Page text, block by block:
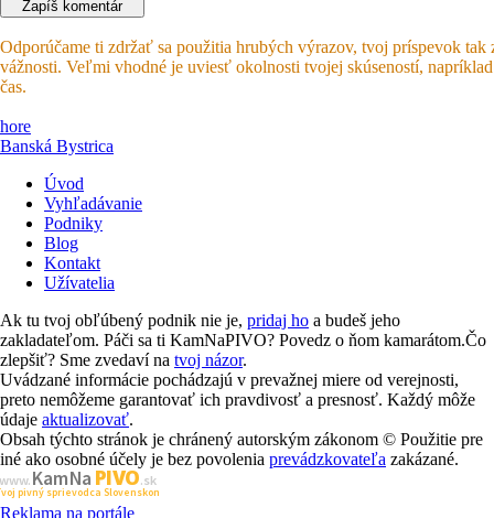
Odporúčame ti zdržať sa použitia hrubých výrazov, tvoj príspevok tak
vážnosti. Veľmi vhodné je uviesť okolnosti tvojej skúseností,
čas.
hore
Banská Bystrica
Úvod
Vyhľadávanie
Podniky
Blog
Kontakt
Užívatelia
Ak tu tvoj obľúbený podnik nie je, pridaj ho a budeš jeho
zakladateľom. Páči sa ti KamNaPIVO? Povedz o ňom kamarátom.Čo
zlepšiť? Sme zvedaví na tvoj názor.
Uvádzané informácie pochádzajú v prevažnej miere od verejnosti,
preto nemôžeme garantovať ich pravdivosť a presnosť. Každý môže
údaje aktualizovať.
Obsah týchto stránok je chránený autorským zákonom © Použitie pre
iné ako osobné účely je bez povolenia prevádzkovateľa zakázané.
www.Kam Na PIVO.sk
pivný sprievodca Slovenskom
Reklama na portále